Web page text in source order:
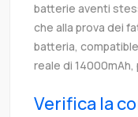
batterie aventi
che alla prova dei
batteria,
reale di
Verifica la